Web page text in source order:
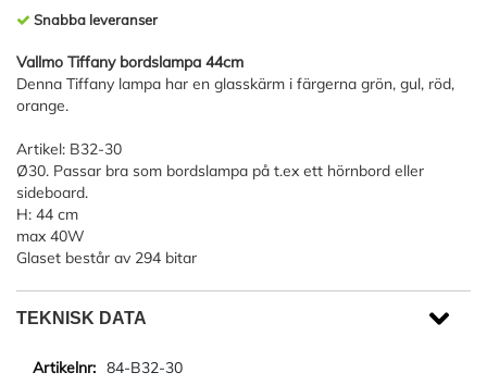
Snabba leveranser
Vallmo Tiffany bordslampa 44cm
Denna Tiffany lampa har en glasskärm i färgerna grön, gul, röd,
orange.
Artikel: B32-30
Ø30. Passar bra som bordslampa på t.ex ett hörnbord eller
sideboard.
H: 44 cm
max 40W
Glaset består av 294 bitar
TEKNISK DATA
84-B32-30